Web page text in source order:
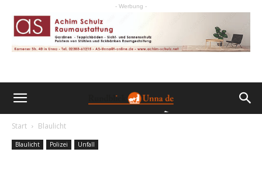
- Werbung -
Start Blaulicht
Blaulicht Polizei Unfall